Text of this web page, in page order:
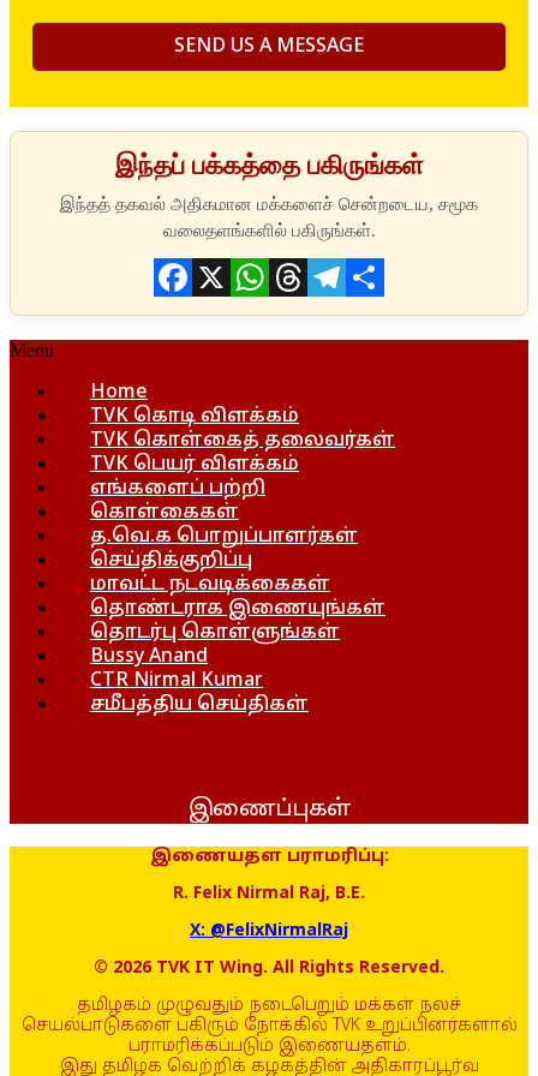
இந்தப் பக்கத்தை பகிருங்கள்
Facebook
X WhatsApp
ThreadsTelegram
Share
Menu
Home
TVK கொடி விளக்கம்
TVK கொள்கைத் தலைவர்கள்
TVK பெயர் விளக்கம்
எங்களைப் பற்றி
கொள்கைகள்
த.வெ.க பொறுப்பாளர்கள்
செய்திக்குறிப்பு
மாவட்ட நடவடிக்கைகள்
தொண்டராக இணையுங்கள்
தொடர்பு கொள்ளுங்கள்
Bussy Anand
CTR Nirmal Kumar
சமீபத்திய செய்திகள்
இணைப்புகள்
இணையதள பராமரிப்பு:
R. Felix Nirmal Raj, B.E.
X: @FelixNirmalRaj
© 2026 TVK IT Wing. All Rights Reserved.
தமிழகம் முழுவதும் நடைபெறும் மக்கள் நலச்
செயல்பாடுகளை பகிரும் நோக்கில் TVK உறுப்பினர்களால்
பராமரிக்கப்படும் இணையதளம்.
இது தமிழக வெற்றிக் கழகத்தின் அதிகாரப்பூர்வ